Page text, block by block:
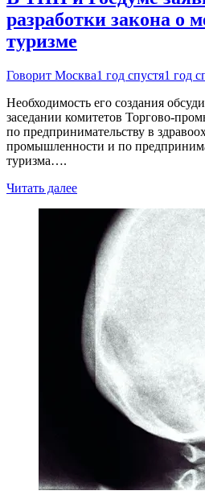
разработки закона о
туризме
Говорит Москва1 год спустя1 год
Необходимость его создания
заседании комитетов Торгово-
по предпринимательству в
промышленности и по
туризма….
Читать далее